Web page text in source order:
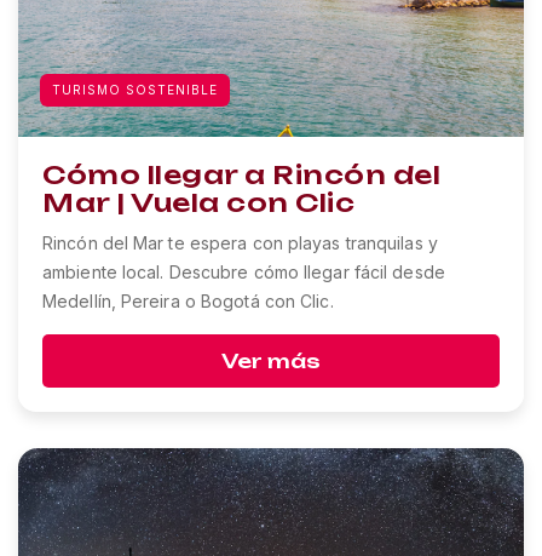
TURISMO SOSTENIBLE
Cómo llegar a Rincón del
Mar | Vuela con Clic
Rincón del Mar te espera con playas tranquilas y
ambiente local. Descubre cómo llegar fácil desde
Medellín, Pereira o Bogotá con Clic.
Ver más